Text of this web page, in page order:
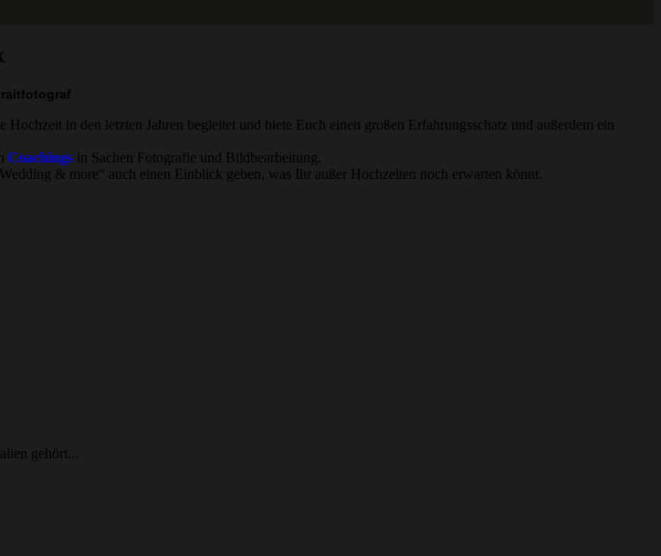
in den letzten Jahren begleitet und biete Euch einen großen Erfahrungsschatz und außerdem ein
Coachings in Sachen Fotografie und Bildbearbeitung.
& more“ auch einen Einblick geben, was Ihr außer Hochzeiten noch erwarten könnt.
gehört...